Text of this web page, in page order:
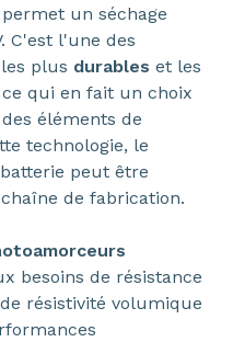
un séchage
C'est l'une des
plus durables et les
ce qui en fait un choix
éléments de
technologie, le
peut être
de fabrication.
besoins de résistance
résistivité volumique